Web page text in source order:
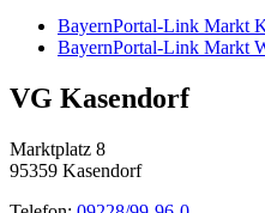
BayernPortal-Link Markt
BayernPortal-Link Markt
VG Kasendorf
Marktplatz 8
95359 Kasendorf